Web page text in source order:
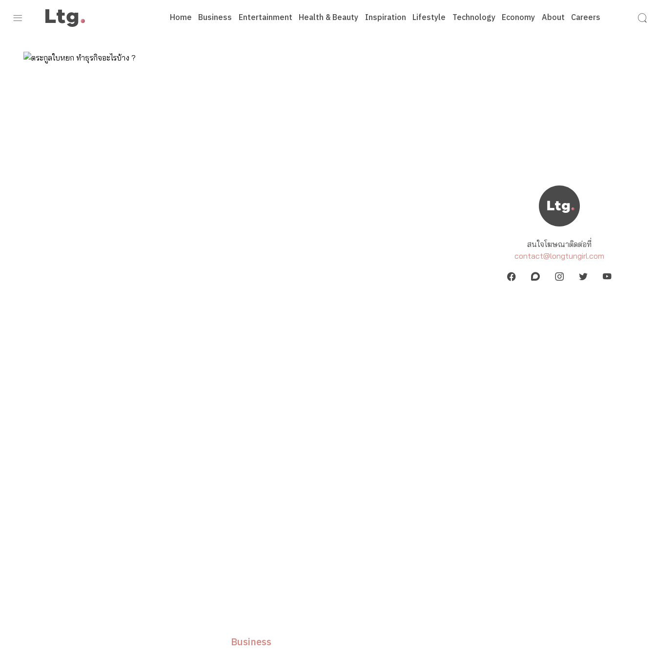
Home Business Entertainment Health & Beauty Inspiration Lifestyle Technology Economy About Careers
Business
สนใจโฆษณาติดต่อที่
contact@longtungirl.com